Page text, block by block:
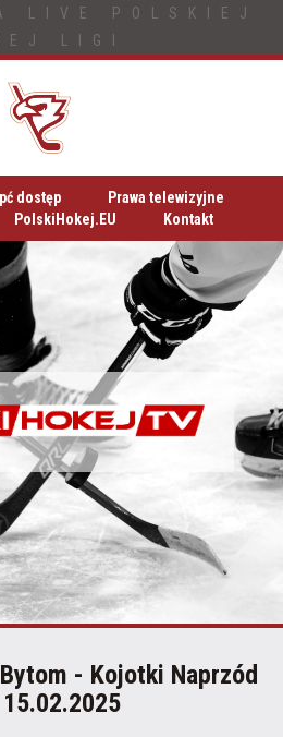
LIVE POLSKIEJ
LIGI
dostęp
Prawa telewizyjne
PolskiHokej.EU Kontakt
- Kojotki Naprzód